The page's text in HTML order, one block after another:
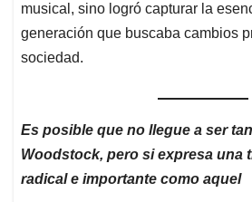
musical, sino logró capturar la
generación que buscaba cambios
sociedad.
Es posible que no llegue a ser
Woodstock, pero si expresa una
radical e importante como aquel